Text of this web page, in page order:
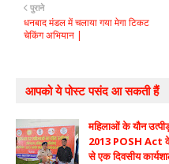
पुराने
धनबाद मंडल में चलाया गया मेगा टिकट
चेकिंग अभियान |
आपको ये पोस्ट पसंद आ सकती हैं
महिलाओं के यौन
2013 POSH Act के
से एक दिवसीय